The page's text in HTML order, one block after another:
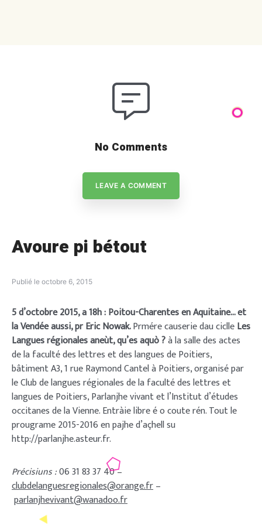
No Comments
LEAVE A COMMENT
Avoure pi bétout
Publié le octobre 6, 2015
5 d’octobre 2015, a 18h : Poitou-Charentes en Aquitaine… et
la Vendée aussi, pr Eric Nowak.Prmére causerie dau ciclleLes
Langues régionales aneùt, qu’es aquò ?à la salle des actes
de la faculté des lettres et des langues de Poitiers,
bâtiment A3, 1 rue Raymond Cantel à Poitiers, organisé par
le Club de langues régionales de la faculté des lettres et
langues de Poitiers, Parlanjhe vivant et l’Institut d’études
occitanes de la Vienne. Entràie libre é o coute rén. Tout le
prougrame 2015-2016 en pajhe d’açhell su
http://parlanjhe.asteur.fr.
Précisiuns :06 31 83 37 40 –
clubdelanguesregionales@orange.fr–
parlanjhevivant@wanadoo.fr